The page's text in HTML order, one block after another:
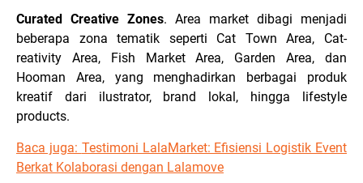
Curated Creative Zones. Area market dibagi menjadi
beberapa zona tematik seperti Cat Town Area, Cat-
reativity Area, Fish Market Area, Garden Area, dan
Hooman Area, yang menghadirkan berbagai produk
kreatif dari ilustrator, brand lokal, hingga lifestyle
products.
Baca juga: Testimoni LalaMarket: Efisiensi Logistik Event
Berkat Kolaborasi dengan Lalamove